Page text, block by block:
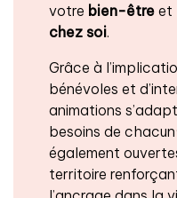
votre bien-être et
chez soi.
Grâce à
bénévoles et
animations
besoins de
également
territoire